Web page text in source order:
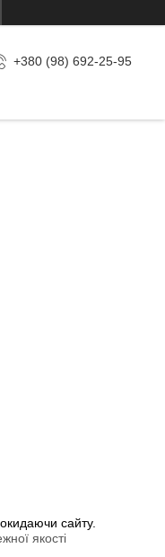
+380 (98) 692-25-95
сайту.
якості